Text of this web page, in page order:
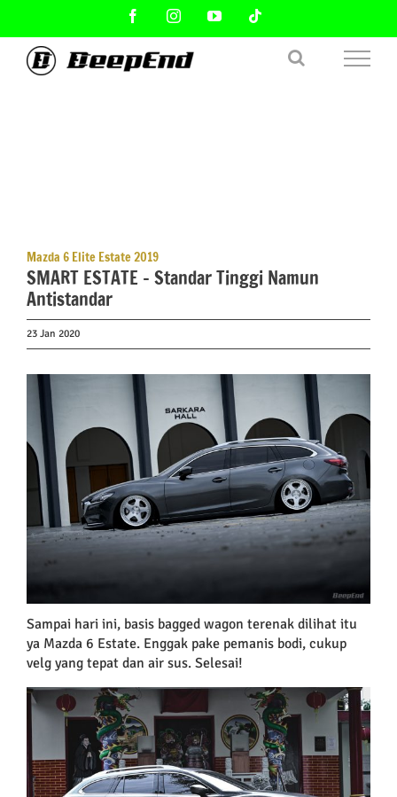
content
FacebookInstagramYouTube
Mazda 6 Elite Estate 2019
SMART ESTATE – Standar Tinggi Namun
Antistandar
23 Jan 2020
View
Larger
Image
Sampai hari ini, basis bagged wagon terenak dilihat itu
ya Mazda 6 Estate. Enggak pake pemanis bodi, cukup
velg yang tepat dan air sus. Selesai!